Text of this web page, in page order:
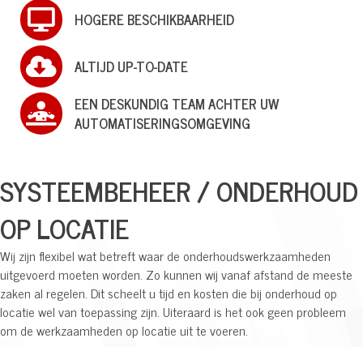
HOGERE BESCHIKBAARHEID
ALTIJD UP-TO-DATE
EEN DESKUNDIG TEAM ACHTER UW
AUTOMATISERINGSOMGEVING
SYSTEEMBEHEER / ONDERHOUD
OP LOCATIE
Wij zijn flexibel wat betreft waar de onderhoudswerkzaamheden
uitgevoerd moeten worden. Zo kunnen wij vanaf afstand de meeste
zaken al regelen. Dit scheelt u tijd en kosten die bij onderhoud op
locatie wel van toepassing zijn. Uiteraard is het ook geen probleem
om de werkzaamheden op locatie uit te voeren.